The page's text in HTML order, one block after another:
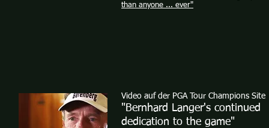
than anyone ... ever"
Video auf der PGA Tour Champions Site
"Bernhard Langer's continued
dedication to the game"